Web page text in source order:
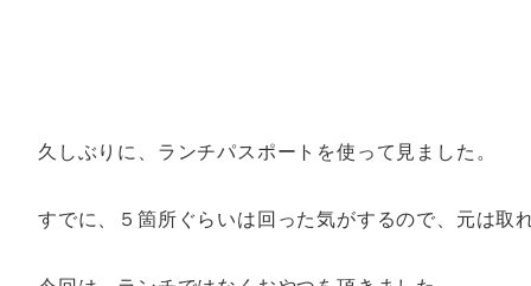
久しぶりに、ランチパスポートを使って見ました。
すでに、５箇所ぐらいは回った気がするので、元は取